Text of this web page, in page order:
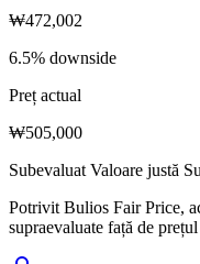
₩472,002
6.5% downside
Preț actual
₩505,000
Subevaluat Valoare justă
Potrivit Bulios Fair Price,
supraevaluate față de